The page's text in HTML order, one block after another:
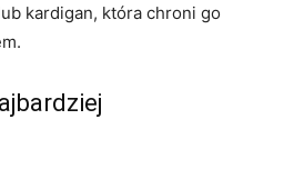
kardigan, która chroni go